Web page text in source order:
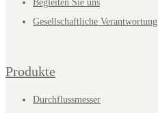
Begleiten Sie uns
Gesellschaftliche Verantwortung
Produkte
Durchflussmesser